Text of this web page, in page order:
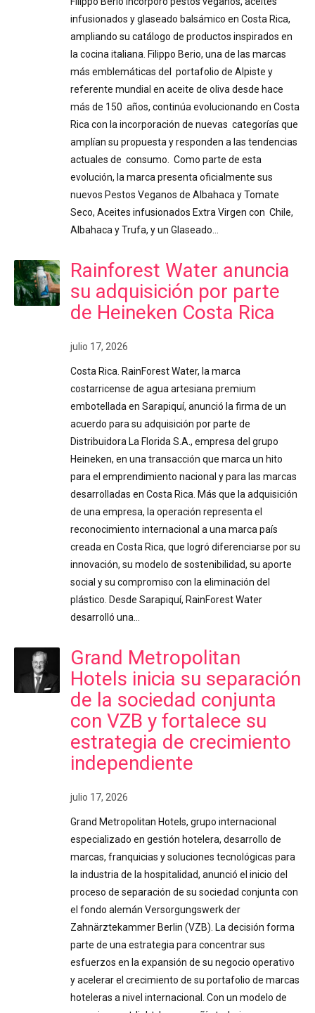
infusionados y glaseado balsámico en Costa Rica,
ampliando su catálogo de productos inspirados en
la cocina italiana. Filippo Berio, una de las marcas
más emblemáticas del portafolio de Alpiste y
referente mundial en aceite de oliva desde hace
más de 150 años, continúa evolucionando en Costa
Rica con la incorporación de nuevas categorías que
amplían su propuesta y responden a las tendencias
actuales de consumo. Como parte de esta
evolución, la marca presenta oficialmente sus
nuevos Pestos Veganos de Albahaca y Tomate
Seco, Aceites infusionados Extra Virgen con Chile,
Albahaca y Trufa, y un Glaseado…
Rainforest Water anuncia
su adquisición por parte
de Heineken Costa Rica
julio 17, 2026
Costa Rica. RainForest Water, la marca
costarricense de agua artesiana premium
embotellada en Sarapiquí, anunció la firma de un
acuerdo para su adquisición por parte de
Distribuidora La Florida S.A., empresa del grupo
Heineken, en una transacción que marca un hito
para el emprendimiento nacional y para las marcas
desarrolladas en Costa Rica. Más que la adquisición
de una empresa, la operación representa el
reconocimiento internacional a una marca país
creada en Costa Rica, que logró diferenciarse por su
innovación, su modelo de sostenibilidad, su aporte
social y su compromiso con la eliminación del
plástico. Desde Sarapiquí, RainForest Water
desarrolló una…
Grand Metropolitan
Hotels inicia su separación
de la sociedad conjunta
con VZB y fortalece su
estrategia de crecimiento
independiente
julio 17, 2026
Grand Metropolitan Hotels, grupo internacional
especializado en gestión hotelera, desarrollo de
marcas, franquicias y soluciones tecnológicas para
la industria de la hospitalidad, anunció el inicio del
proceso de separación de su sociedad conjunta con
el fondo alemán Versorgungswerk der
Zahnärztekammer Berlin (VZB). La decisión forma
parte de una estrategia para concentrar sus
esfuerzos en la expansión de su negocio operativo
y acelerar el crecimiento de su portafolio de marcas
hoteleras a nivel internacional. Con un modelo de